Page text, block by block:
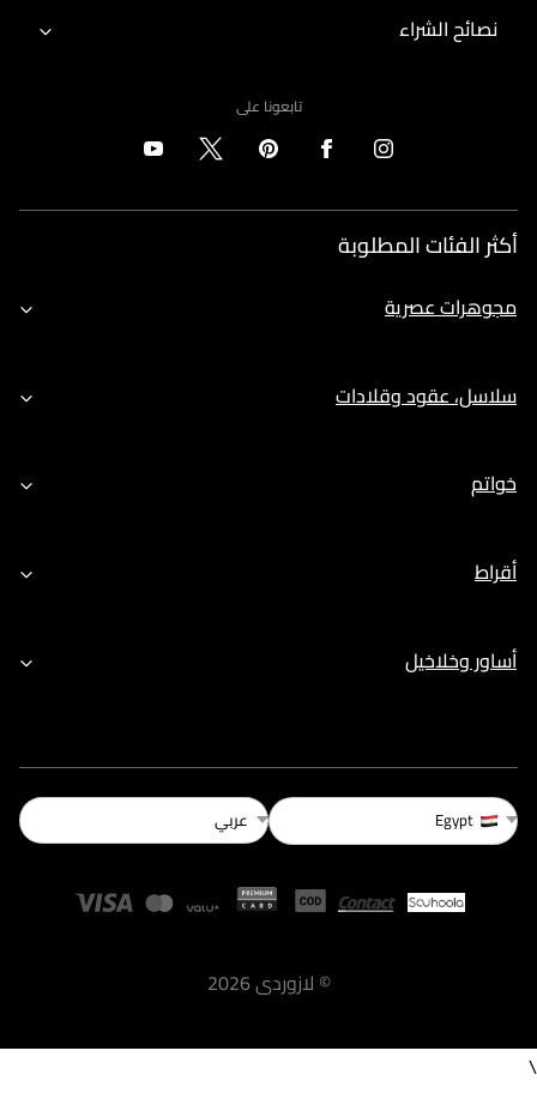
نصائح الشراء
تابعونا على
أكثر الفئات المطلوبة
مجوهرات عصرية
سلاسل، عقود وقلادات
خواتم
أقراط
أساور وخلاخيل
Egypt عربي
© لازوردى2026
\